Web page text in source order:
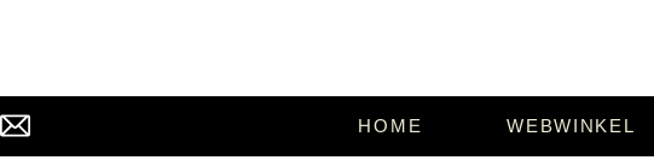
HOME WEBWINKEL